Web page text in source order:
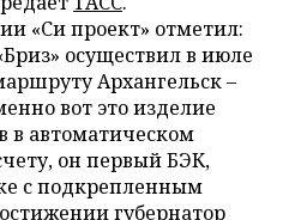
«Си проект» отметил:
осуществил в июле
Архангельск –
вот это изделие
в автоматическом
он первый БЭК,
с подкрепленным
губернатор